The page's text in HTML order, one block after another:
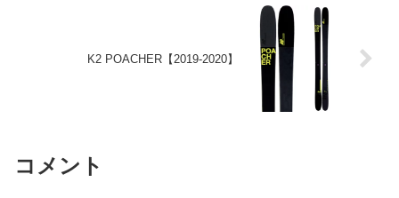
K2 POACHER【2019-2020】
コメント